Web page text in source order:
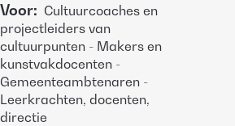
Voor: Cultuurcoaches en
projectleiders van
cultuurpunten - Makers en
kunstvakdocenten -
Gemeenteambtenaren -
Leerkrachten, docenten,
directie